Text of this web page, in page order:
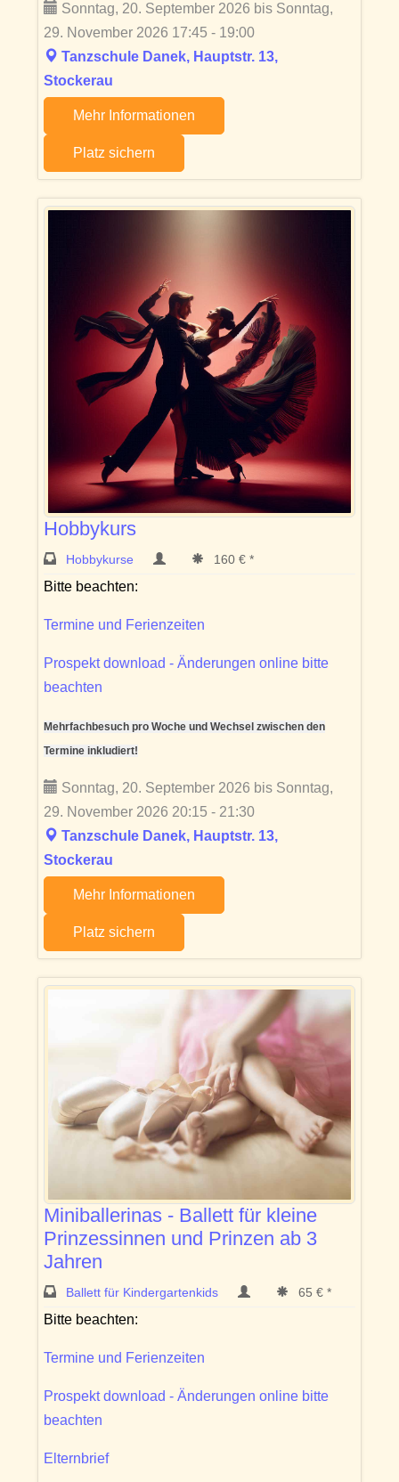
Sonntag, 20. September 2026 bis Sonntag,
29. November 2026 17:45 - 19:00
Tanzschule Danek, Hauptstr. 13,
Stockerau
Mehr Informationen
Platz sichern
Hobbykurs
Hobbykurse 160 € *
Bitte beachten:
Termine und Ferienzeiten
Prospekt download - Änderungen online bitte
beachten
Mehrfachbesuch pro Woche und Wechsel zwischen den
Termine inkludiert!
Sonntag, 20. September 2026 bis Sonntag,
29. November 2026 20:15 - 21:30
Tanzschule Danek, Hauptstr. 13,
Stockerau
Mehr Informationen
Platz sichern
Miniballerinas - Ballett für kleine
Prinzessinnen und Prinzen ab 3
Jahren
Ballett für Kindergartenkids 65 € *
Bitte beachten:
Termine und Ferienzeiten
Prospekt download - Änderungen online bitte
beachten
Elternbrief